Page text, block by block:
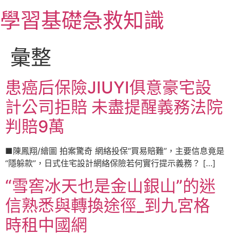
至
主
學習基礎急救知識
彙整
患癌后保險JIUYI俱意豪宅設
計公司拒賠 未盡提醒義務法院
判賠9萬
■陳鳳翔/繪圖 拍案驚奇 網絡投保“買易賠難”，主要信息竟是
“隱躲款”，日式住宅設計網絡保險若何實行提示義務？ […]
“雪窖冰天也是金山銀山”的迷
信熟悉與轉換途徑_到九宮格
時租中國網